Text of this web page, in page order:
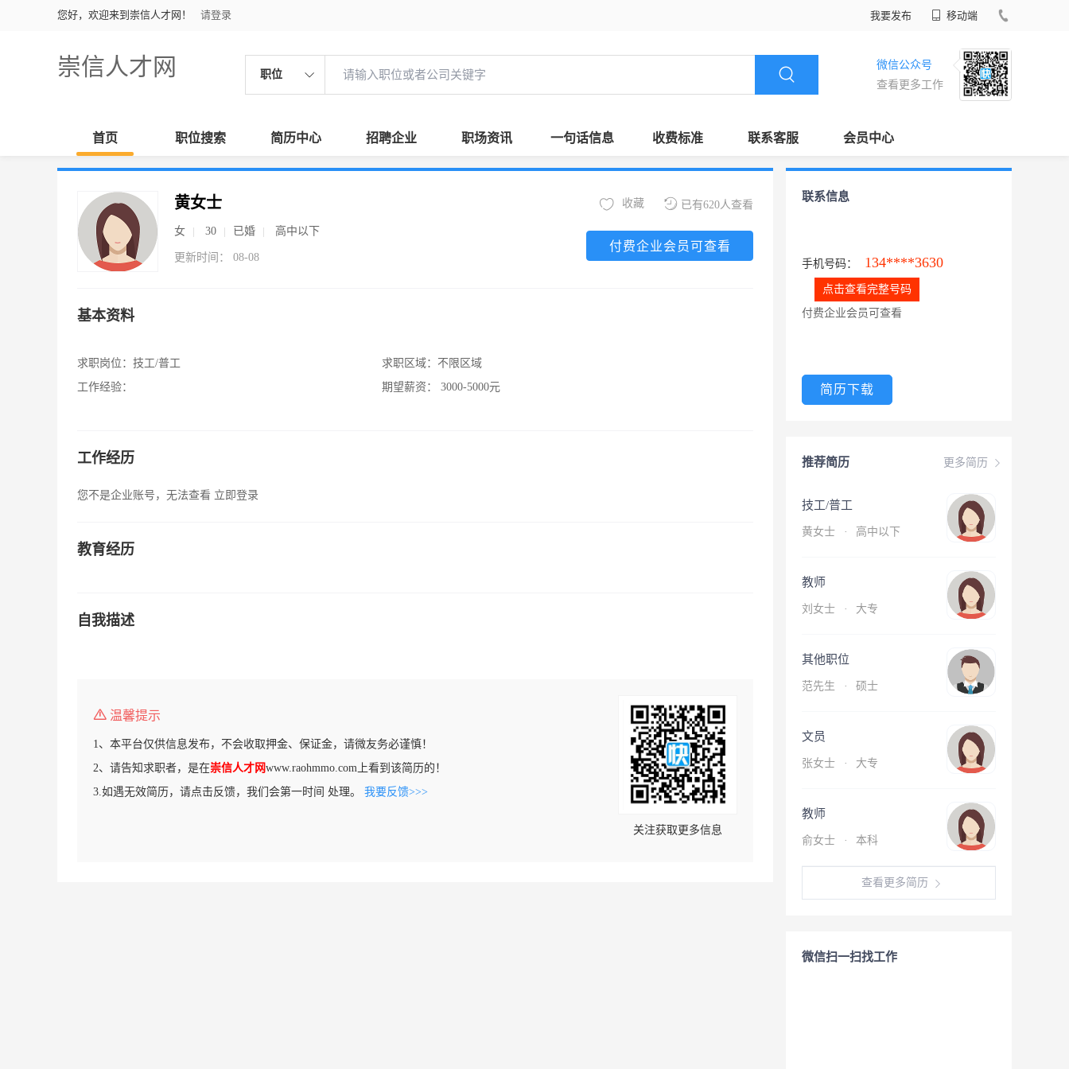
您好，欢迎来到崇信人才网！ 请登录 我要发布 移动端
崇信人才网 职位
微信公众号
查看更多工作
首页 职位搜索 简历中心 招聘企业 职场资讯 一句话信息 收费标准 联系客服 会员中心
黄女士
女 30 已婚 高中以下
更新时间： 08-08
已有620人查看
收藏
付费企业会员可查看
基本资料
求职岗位： 技工/普工
工作经验：
求职区域： 不限区域
期望薪资：
3000-5000元
工作经历
您不是企业账号，无法查看 立即登录
教育经历
自我描述
温馨提示
1、本平台仅供信息发布，不会收取押金、保证金，请微友务必谨慎！
2、请告知求职者，是在崇信人才网www.raohmmo.com上看到该简历的！
3.如遇无效简历，请点击反馈，我们会第一时间 处理。 我要反馈>>>
关注获取更多信息
联系信息
手机号码： 134****3630
点击查看完整号码
付费企业会员可查看
简历下载
更多简历
推荐简历
技工/普工
黄女士 · 高中以下
教师
刘女士 · 大专
其他职位
范先生 · 硕士
文员
张女士 · 大专
教师
俞女士 · 本科
查看更多简历
微信扫一扫找工作